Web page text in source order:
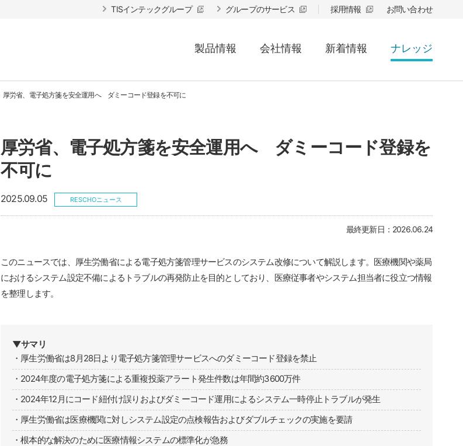
TISインテックグループ グループのサービス 採用情報 お問い合わせ
製品情報 会社情報 新着情報 ナレッジ
厚労省、電子処方箋を安全運用へ ダミーコード登録を不可に
厚労省、電子処方箋を安全運用へ ダミーコード登録を
不可に
2025.09.05 RESCHOニュース
最終更新日：2026.06.24
このニュースでは、厚生労働省による電子処方箋管理サービスのシステム改修について解説します。医療機関や薬局
におけるシステム設定不備によるトラブルの再発防止を目的としており、医療従事者やシステム担当者に役立つ情報
を整理します。
・厚生労働省は8月28日より電子処方箋管理サービスへのダミーコード登録を禁止
・2024年度の電子処方箋による重複投薬アラート発生件数は年間約3600万件
・2024年12月にコード紐付け誤りおよびダミーコード運用によるシステム一時停止トラブルが発生
・厚生労働省は医療機関に対しシステム設定の点検報告およびダブルチェックの実施を要請
・根本的な解決のために医療情報システムの標準化が急務